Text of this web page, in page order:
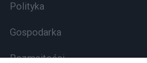
Polityka
Gospodarka
Rozmaitości